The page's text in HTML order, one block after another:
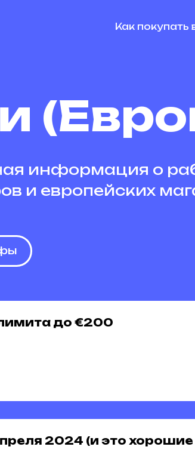
Как
информация о
и европейских
до €200
2024 (и это хорошие